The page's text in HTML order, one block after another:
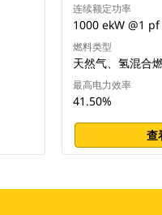
连续额定功率
1000 ekW @1 pf
燃料类型
天然气、氢混合
最高电力效率
41.50%
查